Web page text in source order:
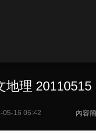
地理 20110515
05-16 06:42 內容